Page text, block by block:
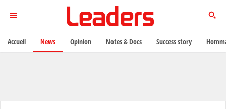
Accueil News Opinion Notes & Docs Success story